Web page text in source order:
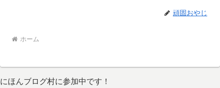
頑固おやじ
ホーム
にほんブログ村に参加中です！